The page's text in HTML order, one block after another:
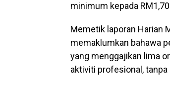
minimum kepada
Memetik laporan Harian
memaklumkan bahawa
yang menggajikan lima
aktiviti profesional,